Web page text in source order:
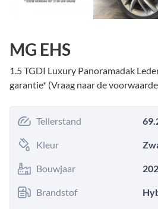
MG EHS
1.5 TGDI Luxury Panoramadak
garantie* (Vraag naar de
Tellerstand
Kleur
Bouwjaar
Brandstof